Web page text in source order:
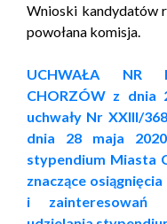
Wnioski kandydatów
powołana komisja.
UCHWAŁA NR
CHORZÓW z dnia
uchwały Nr XXIII/
dnia 28 maja
stypendium Miasta
znaczące
i zainteresowań